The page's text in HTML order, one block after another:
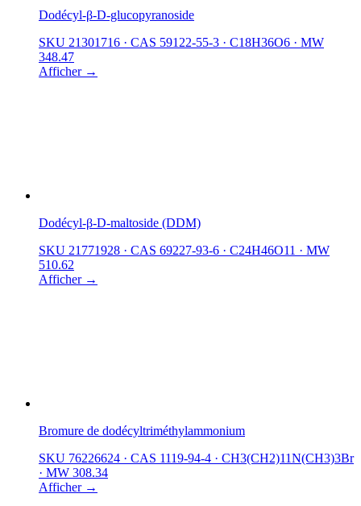
Dodécyl-β-D-glucopyranoside
SKU 21301716 · CAS 59122-55-3 · C18H36O6 · MW
348.47
Afficher →
Dodécyl-β-D-maltoside (DDM)
SKU 21771928 · CAS 69227-93-6 · C24H46O11 · MW
510.62
Afficher →
Bromure de dodécyltriméthylammonium
SKU 76226624 · CAS 1119-94-4 · CH3(CH2)11N(CH3)3Br
· MW 308.34
Afficher →